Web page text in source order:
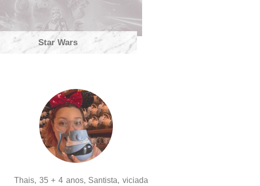
Star Wars
Thais, 35 + 4 anos, Santista, viciada